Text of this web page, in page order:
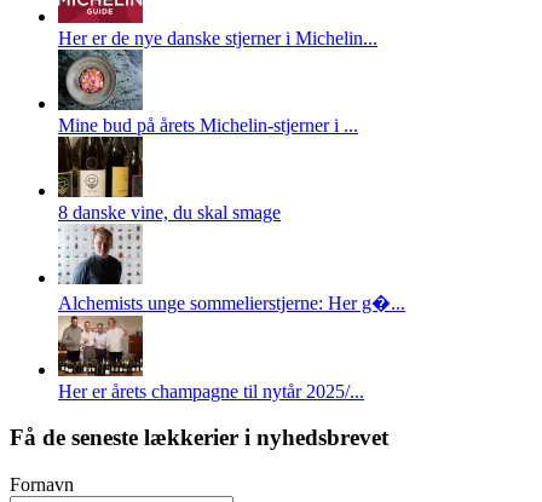
Her er de nye danske stjerner i Michelin...
Mine bud på årets Michelin-stjerner i ...
8 danske vine, du skal smage
Alchemists unge sommelierstjerne: Her g�...
Her er årets champagne til nytår 2025/...
Få de seneste lækkerier i nyhedsbrevet
Fornavn